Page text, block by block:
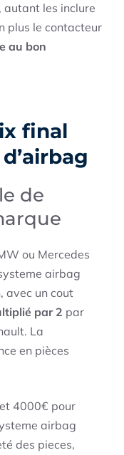
autant les inclure
plus le contacteur
au bon
final
de
ou Mercedes
airbag
avec un cout
par 2 par
La
en pièces
4000€ pour
airbag
des pieces,